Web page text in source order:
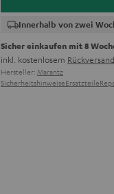
Innerhalb von zwei
Sicher einkaufen mit 8
inkl. kostenlosem Rückversand
Hersteller: Marantz
SicherheitshinweiseErsatzteile